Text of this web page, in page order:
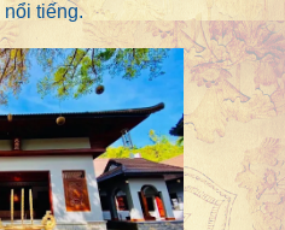
nổi tiếng.